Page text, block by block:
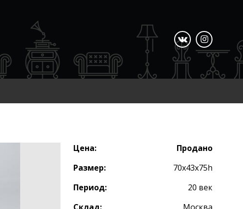
Цена:
Продано
Размер:
70х43х75h
Период:
20 век